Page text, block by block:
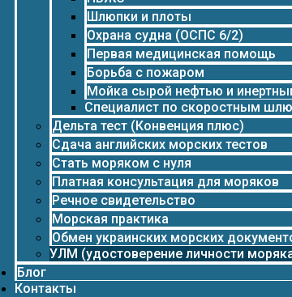
Шлюпки и плоты
Охрана судна (ОСПС 6/2)
Первая медицинская помощь
Борьба с пожаром
Мойка сырой нефтью и
Специалист по скоростным
Дельта тест (Конвенция плюс)
Сдача английских морских тестов
Стать моряком с нуля
Платная консультация для моряков
Речное свидетельство
Морская практика
Обмен украинских морских
УЛМ (удостоверение личности
Блог
Контакты